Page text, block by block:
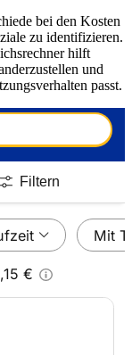
bei den Kosten
zu identifizieren.
hilft
und
passt.